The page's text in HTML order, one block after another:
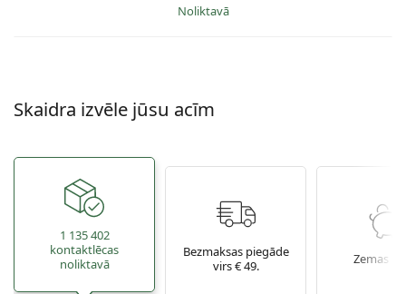
Noliktavā
Skaidra izvēle jūsu acīm
1 135 402
kontaktlēcas
noliktavā
Bezmaksas piegāde
virs € 49.
Zemas